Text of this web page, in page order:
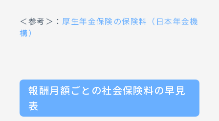
＜参考＞： 厚生年金保険の保険料（日本年金機
構）
報酬月額ごとの社会保険料の早見
表